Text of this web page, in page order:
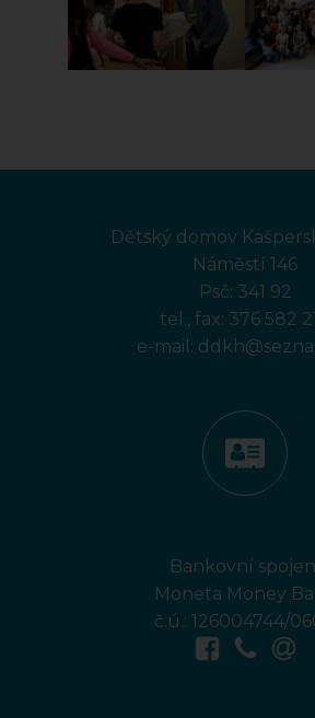
Dětský domov
Náměstí 146
Psč: 341 92
tel., fax: 376 582
e-mail:
Bankovní
Moneta Money
č.ú.: 126004744/